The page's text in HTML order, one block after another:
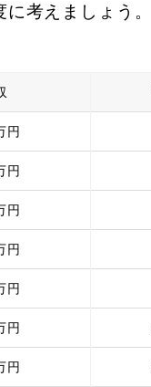
に考えましょう。
円
円
円
円
円
円
円